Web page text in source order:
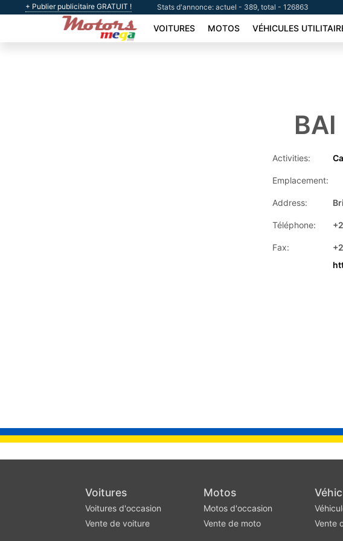
+ Publier publicitaire GRATUIT ! Stats d'annonce: actuel - 389, total - 126863
VOITURES MOTOS VÉHICULES
Activities:
Emplacement:
Address:
Téléphone:
Fax:
Voitures
Voitures d'occasion
Vente de voiture
Motos
Motos d'occasion
Vente de moto
Vente